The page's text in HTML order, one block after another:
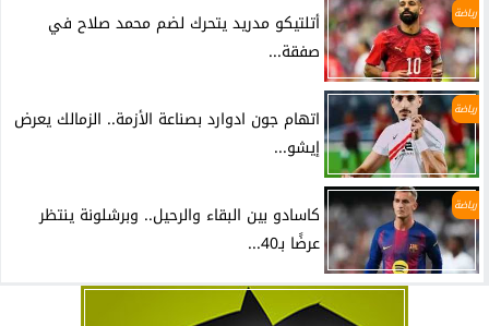
رياضة
أتلتيكو مدريد يتحرك لضم محمد صلاح في
صفقة...
رياضة
اتهام جون ادوارد بصناعة الأزمة.. الزمالك يعرض
إيشو...
رياضة
كاسادو بين البقاء والرحيل.. وبرشلونة ينتظر
عرضًا بـ40...